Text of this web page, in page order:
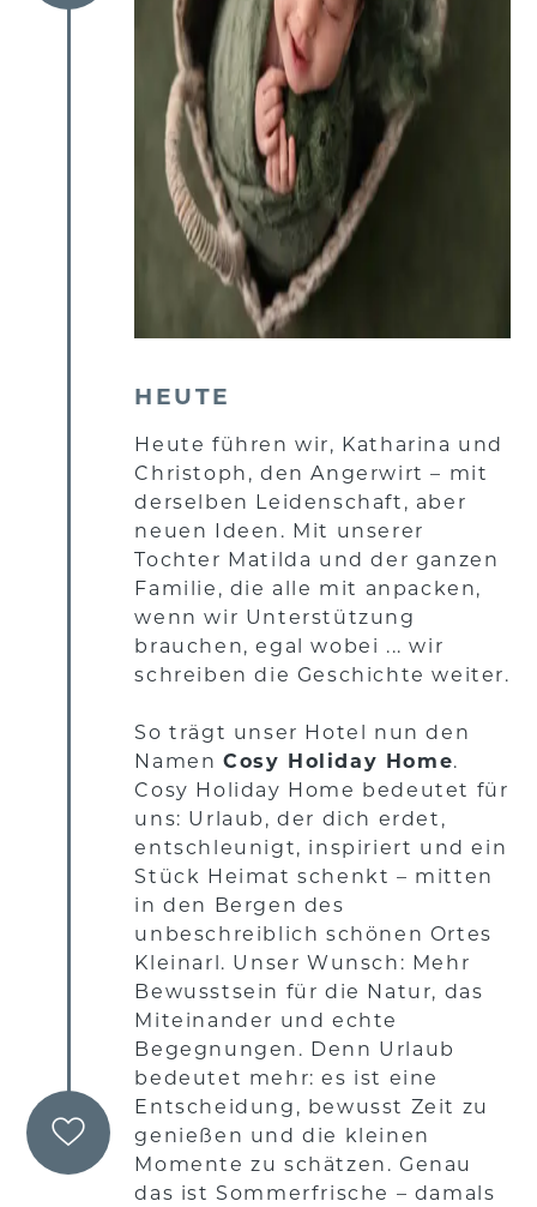
HEUTE
Heute führen wir, Katharina und
Christoph, den Angerwirt – mit
derselben Leidenschaft, aber
neuen Ideen. Mit unserer
Tochter Matilda und der ganzen
Familie, die alle mit anpacken,
wenn wir Unterstützung
brauchen, egal wobei ... wir
schreiben die Geschichte weiter.
So trägt unser Hotel nun den
NamenCosy Holiday Home.
Cosy Holiday Home bedeutet für
uns: Urlaub, der dich erdet,
entschleunigt, inspiriert und ein
Stück Heimat schenkt – mitten
in den Bergen des
unbeschreiblich schönen Ortes
Kleinarl. Unser Wunsch: Mehr
Bewusstsein für die Natur, das
Miteinander und echte
Begegnungen. Denn Urlaub
bedeutet mehr: es ist eine
Entscheidung, bewusst Zeit zu
genießen und die kleinen
Momente zu schätzen. Genau
das ist Sommerfrische – damals